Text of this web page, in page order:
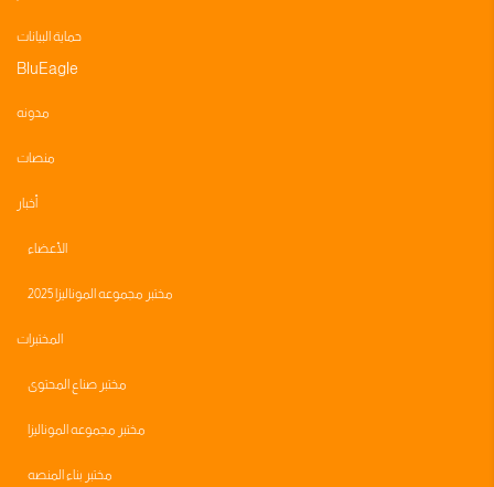
حماية البيانات
BluEagle
مدونه
منصات
أخبار
الأعضاء
مختبر مجموعه الموناليزا 2025
المختبرات
مختبر صناع المحتوى
مختبر مجموعه الموناليزا
مختبر بناء المنصه